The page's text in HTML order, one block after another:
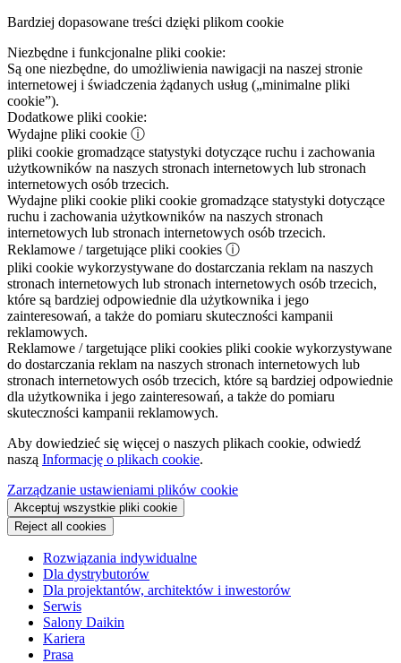
Bardziej dopasowane treści dzięki plikom cookie
Niezbędne i funkcjonalne pliki cookie:
Są one niezbędne, do umożliwienia nawigacji na naszej stronie
internetowej i świadczenia żądanych usług („minimalne pliki
cookie”).
Dodatkowe pliki cookie:
Wydajne pliki cookie ⓘ
pliki cookie gromadzące statystyki dotyczące ruchu i zachowania
użytkowników na naszych stronach internetowych lub stronach
internetowych osób trzecich.
Wydajne pliki cookie pliki cookie gromadzące statystyki dotyczące
ruchu i zachowania użytkowników na naszych stronach
internetowych lub stronach internetowych osób trzecich.
Reklamowe / targetujące pliki cookies ⓘ
pliki cookie wykorzystywane do dostarczania reklam na naszych
stronach internetowych lub stronach internetowych osób trzecich,
które są bardziej odpowiednie dla użytkownika i jego
zainteresowań, a także do pomiaru skuteczności kampanii
reklamowych.
Reklamowe / targetujące pliki cookies pliki cookie wykorzystywane
do dostarczania reklam na naszych stronach internetowych lub
stronach internetowych osób trzecich, które są bardziej odpowiednie
dla użytkownika i jego zainteresowań, a także do pomiaru
skuteczności kampanii reklamowych.
Aby dowiedzieć się więcej o naszych plikach cookie, odwiedź
naszą Informację o plikach cookie.
Zarządzanie ustawieniami plików cookie
Akceptuj wszystkie pliki cookie
Reject all cookies
Rozwiązania indywidualne
Dla dystrybutorów
Dla projektantów, architektów i inwestorów
Serwis
Salony Daikin
Kariera
Prasa